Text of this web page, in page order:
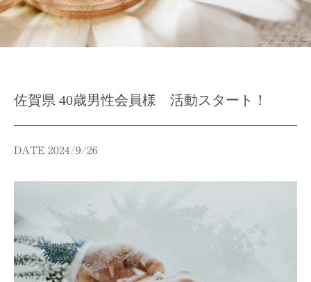
佐賀県 40歳男性会員様 活動スタート！
DATE 2024/9/26